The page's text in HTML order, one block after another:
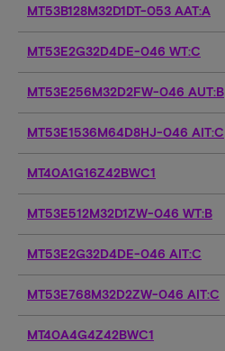
MT53B128M32D1DT-053 AAT:A
MT53E2G32D4DE-046 WT:C
MT53E256M32D2FW-046 AUT:B
MT53E1536M64D8HJ-046 AIT:C
MT40A1G16Z42BWC1
MT53E512M32D1ZW-046 WT:B
MT53E2G32D4DE-046 AIT:C
MT53E768M32D2ZW-046 AIT:C
MT40A4G4Z42BWC1